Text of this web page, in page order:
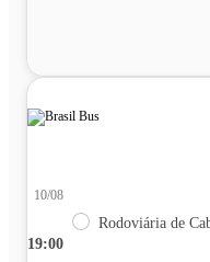
19:00
10/08
Rodoviária de